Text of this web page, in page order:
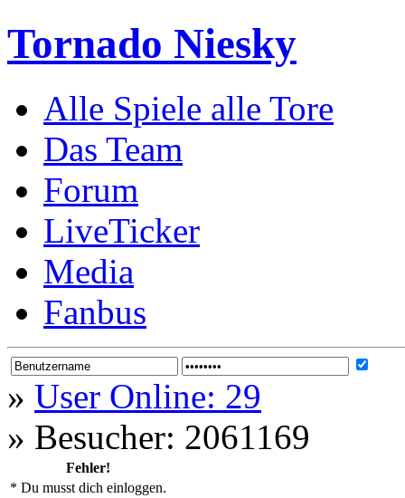
Tornado Niesky
Alle Spiele alle Tore
Das Team
Forum
LiveTicker
Media
Fanbus
» User Online: 29
» Besucher: 2061169
Fehler!
* Du musst dich einloggen.